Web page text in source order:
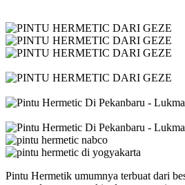
Pintu Hermetik umumnya terbuat dari